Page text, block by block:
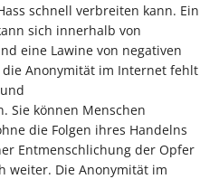
schnell verbreiten kann. Ein
sich innerhalb von
eine Lawine von negativen
die Anonymität im Internet fehlt
Sie können Menschen
die Folgen ihres Handelns
Entmenschlichung der Opfer
weiter. Die Anonymität im